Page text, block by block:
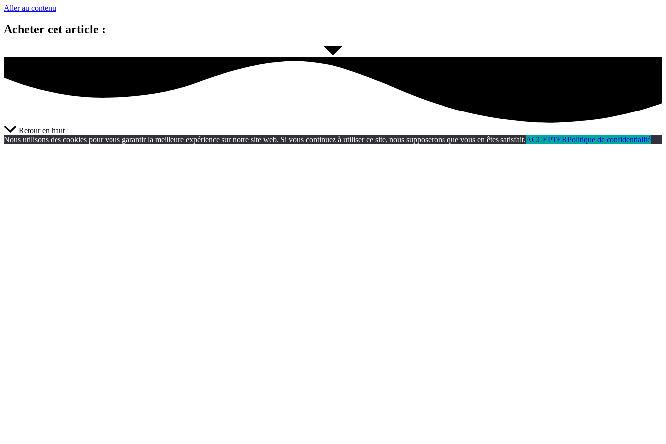
Aller au contenu
Acheter cet article :
Retour en haut
Nous utilisons des cookies pour vous garantir la meilleure expérience sur notre site web. Si vous continuez à utiliser ce site, nous supposerons que vous en êtes satisfait.ACCEPTERPolitique de confidentialité